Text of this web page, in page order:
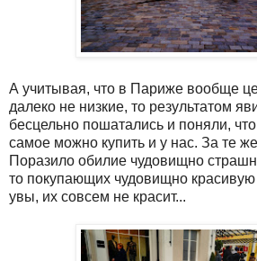
А учитывая, что в Париже вообще
далеко не низкие, то результатом
бесцельно пошатались и поняли,
самое можно купить и у нас. За те
Поразило обилие чудовищно
то покупающих чудовищно красивую
увы, их совсем не красит...